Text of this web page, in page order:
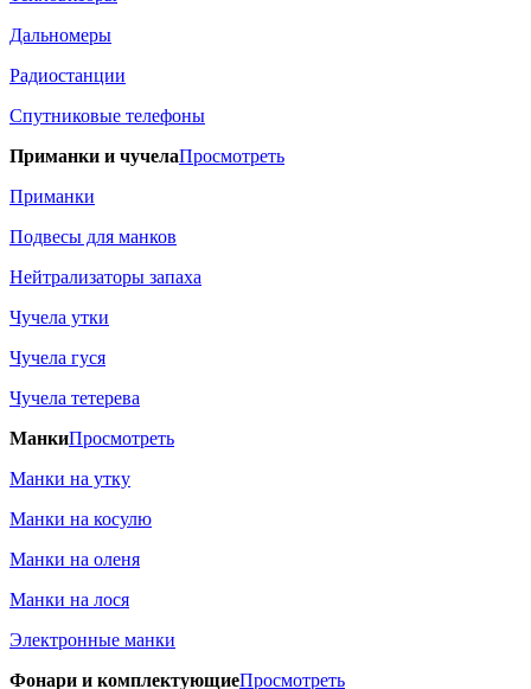
Дальномеры
Радиостанции
Спутниковые телефоны
Приманки и чучелаПросмотреть
Приманки
Подвесы для манков
Нейтрализаторы запаха
Чучела утки
Чучела гуся
Чучела тетерева
МанкиПросмотреть
Манки на утку
Манки на косулю
Манки на оленя
Манки на лося
Электронные манки
Фонари и комплектующиеПросмотреть